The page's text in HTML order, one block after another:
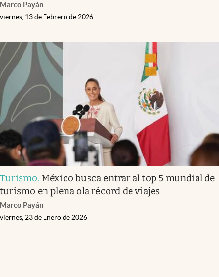
Marco Payán
viernes, 13 de Febrero de 2026
Turismo. México busca entrar al top 5 mundial de
turismo en plena ola récord de viajes
Marco Payán
viernes, 23 de Enero de 2026